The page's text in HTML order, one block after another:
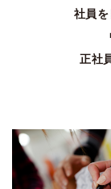
社員
正社